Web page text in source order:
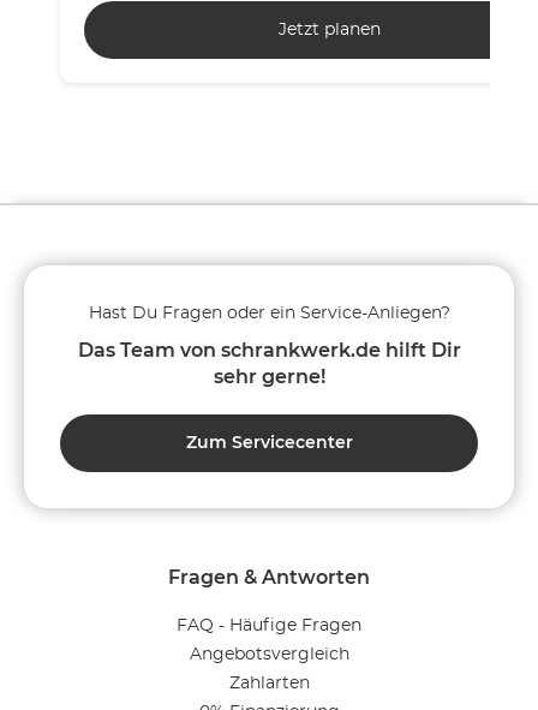
Jetzt planen
Fragen & Antworten
FAQ - Häufige Fragen
Angebotsvergleich
Zahlarten
Hast Du Fragen oder ein Service-Anliegen?
Das Team von schrankwerk.de hilft Dir
sehr gerne!
Zum Servicecenter